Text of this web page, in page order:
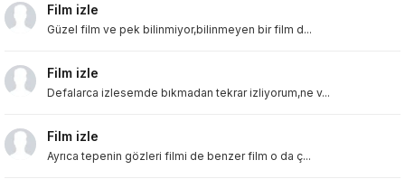
Film izle
Güzel film ve pek bilinmiyor,bilinmeyen bir film d...
Film izle
Defalarca izlesemde bıkmadan tekrar izliyorum,ne v...
Film izle
Ayrıca tepenin gözleri filmi de benzer film o da ç...